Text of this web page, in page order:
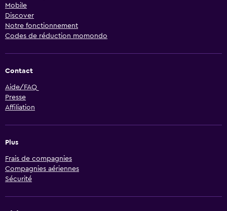
Mobile
Discover
Notre fonctionnement
Codes de réduction momondo
Contact
Aide/FAQ
Presse
Affiliation
Plus
Frais de compagnies
Compagnies aériennes
Sécurité